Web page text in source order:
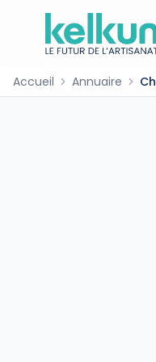
Accueil Annuaire